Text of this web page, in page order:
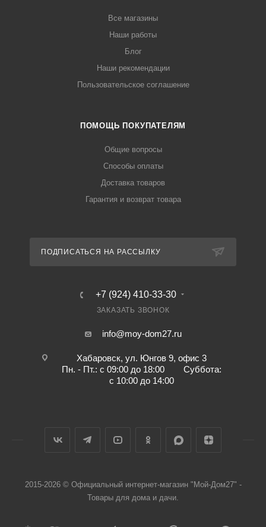
Все магазины
Наши работы
Блог
Наши рекомендации
Пользовательское соглашение
ПОМОЩЬ ПОКУПАТЕЛЯМ
Общие вопросы
Способы оплаты
Доставка товаров
Гарантия и возврат товара
ПОДПИСАТЬСЯ НА РАССЫЛКУ
+7 (924) 410-33-30
ЗАКАЗАТЬ ЗВОНОК
info@moy-dom27.ru
Хабаровск, ул. Юнгов 9, офис 3
Пн. - Пт.: с 09:00 до 18:00 Суббота:
с 10:00 до 14:00
2015-2026 © Официальный интернет-магазин "Мой-Дом27" -
Товары для дома и дачи.